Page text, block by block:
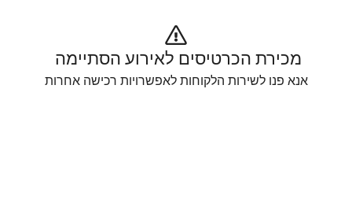
מכירת הכרטיסים לאירוע הסתיימה
אנא פנו לשירות הלקוחות לאפשרויות רכישה אחרות